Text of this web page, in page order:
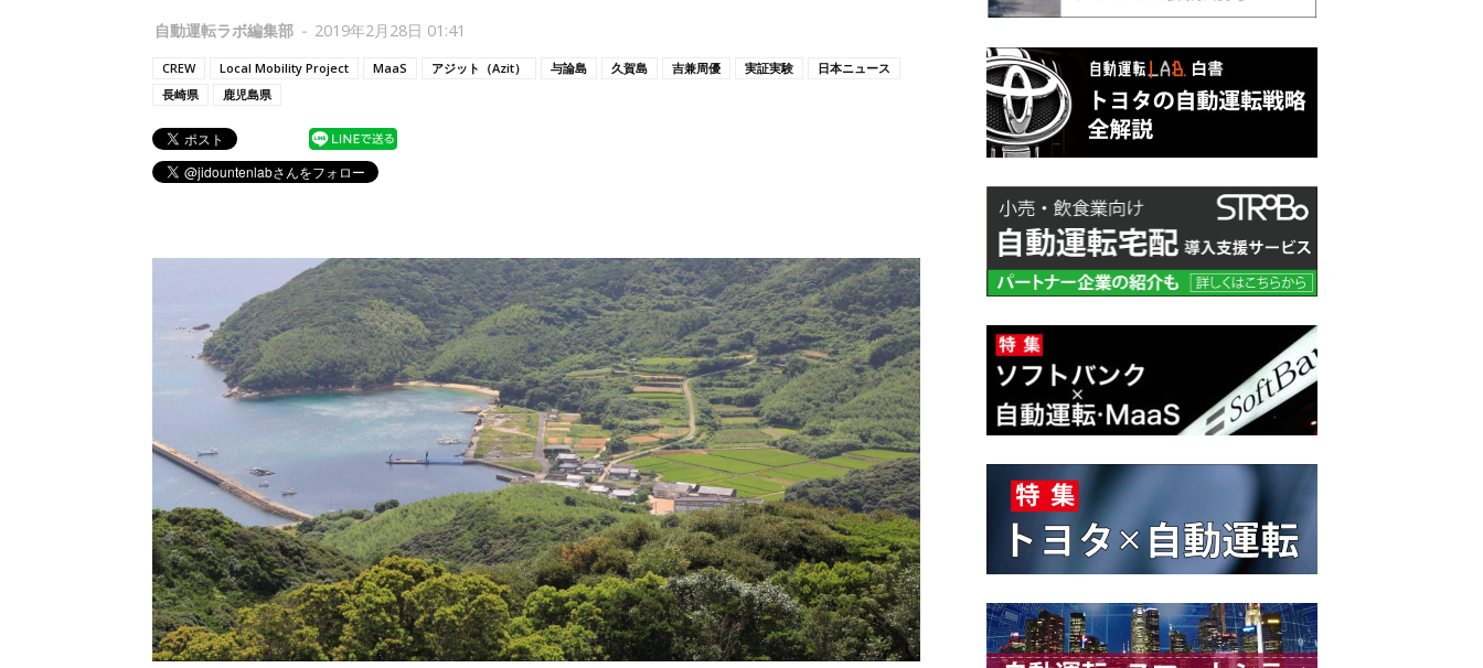
ラ
ボ
自動運転ラボ編集部 - 2019年2月28日 01:41
CREW Local Mobility Project MaaS アジット（Azit） 与論島 久賀島 吉兼周優 実証実験
日本ニュース
長崎県
鹿児島県